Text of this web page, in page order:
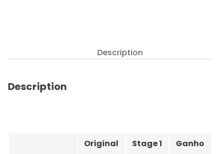
Description
Description
Original Stage 1 Ganho